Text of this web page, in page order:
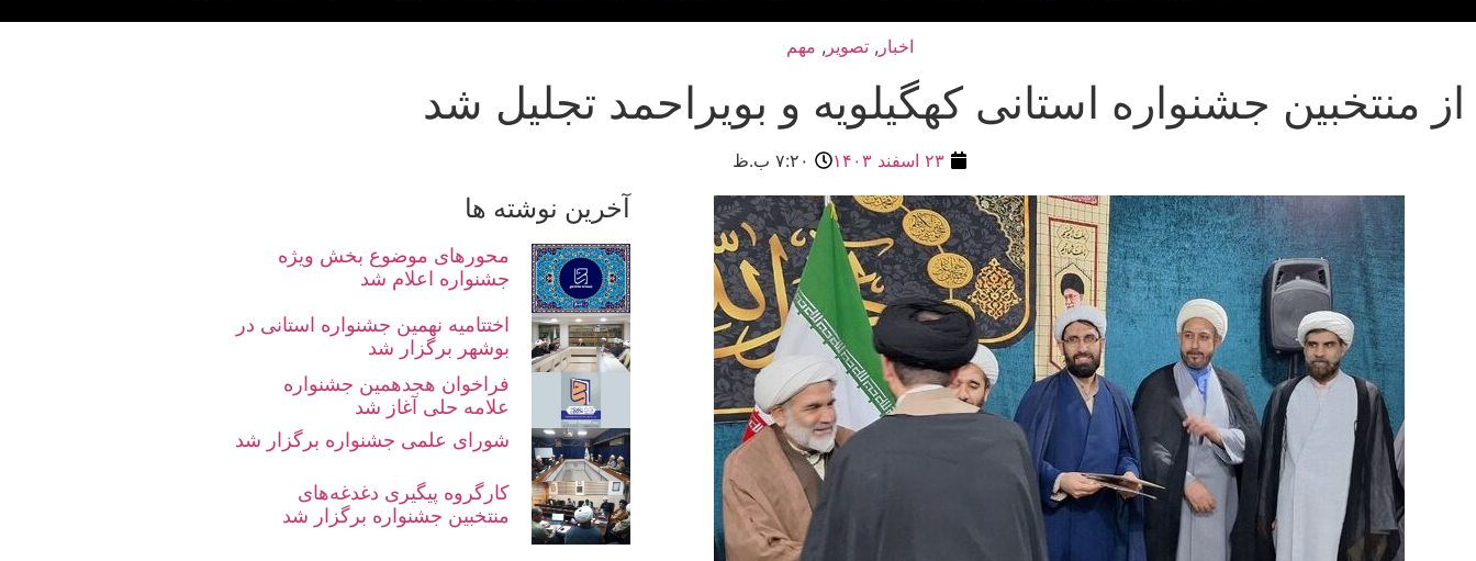
اخبار , تصویر , مهم
از منتخبین جشنواره استانی کهگیلویه و بویراحمد تجلیل شد
۲۳ اسفند ۱۴۰۳ ۷:۲۰ ب.ظ
آخرین نوشته ها
محورهای موضوع بخش ویژه
جشنواره اعلام شد
اختتامیه نهمین جشنواره استانی در
بوشهر برگزار شد
فراخوان هجدهمین جشنواره
علامه حلی آغاز شد
شورای علمی جشنواره برگزار شد
کارگروه پیگیری دغدغه‌های
منتخبین جشنواره برگزار شد